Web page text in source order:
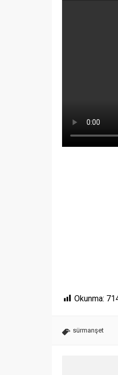
Okunma:
sürmanşet